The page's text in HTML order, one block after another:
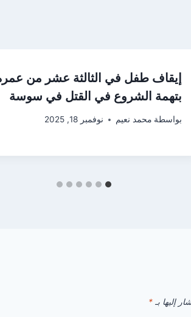
إيقاف طفل في الثالثة عشر من
بتهمة الشروع في القتل في سوسة
بواسطة محمد نعيم نوفمبر 18, 2025
إليها بـ *